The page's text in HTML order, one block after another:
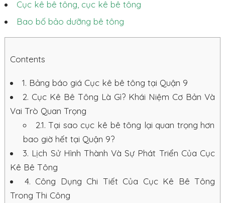
Cục kê bê tông, cục kê bê tông
Bao bố bảo dưỡng bê tông
Contents
1. Bảng báo giá Cục kê bê tông tại Quận 9
2. Cục Kê Bê Tông Là Gì? Khái Niệm Cơ Bản Và
Vai Trò Quan Trọng
2.1. Tại sao cục kê bê tông lại quan trọng hơn
bao giờ hết tại Quận 9?
3. Lịch Sử Hình Thành Và Sự Phát Triển Của Cục
Kê Bê Tông
4. Công Dụng Chi Tiết Của Cục Kê Bê Tông
Trong Thi Công